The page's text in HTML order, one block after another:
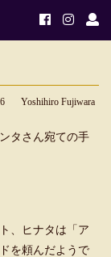
Yoshihiro Fujiwara
タさん宛ての手
、ヒナタは「ア
を頼んだようで